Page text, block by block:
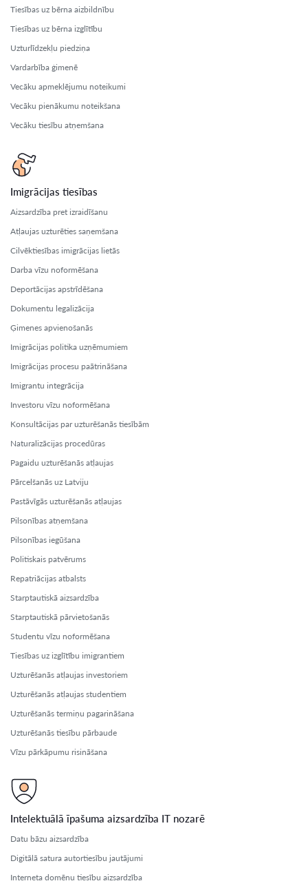
Tiesības uz bērna aizbildnību
Tiesības uz bērna izglītību
Uzturlīdzekļu piedziņa
Vardarbība ģimenē
Vecāku apmeklējumu noteikumi
Vecāku pienākumu noteikšana
Vecāku tiesību atņemšana
Imigrācijas tiesības
Aizsardzība pret izraidīšanu
Atļaujas uzturēties saņemšana
Cilvēktiesības imigrācijas lietās
Darba vīzu noformēšana
Deportācijas apstrīdēšana
Dokumentu legalizācija
Ģimenes apvienošanās
Imigrācijas politika uzņēmumiem
Imigrācijas procesu paātrināšana
Imigrantu integrācija
Investoru vīzu noformēšana
Konsultācijas par uzturēšanās tiesībām
Naturalizācijas procedūras
Pagaidu uzturēšanās atļaujas
Pārcelšanās uz Latviju
Pastāvīgās uzturēšanās atļaujas
Pilsonības atņemšana
Pilsonības iegūšana
Politiskais patvērums
Repatriācijas atbalsts
Starptautiskā aizsardzība
Starptautiskā pārvietošanās
Studentu vīzu noformēšana
Tiesības uz izglītību imigrantiem
Uzturēšanās atļaujas investoriem
Uzturēšanās atļaujas studentiem
Uzturēšanās termiņu pagarināšana
Uzturēšanās tiesību pārbaude
Vīzu pārkāpumu risināšana
Intelektuālā īpašuma aizsardzība IT nozarē
Datu bāzu aizsardzība
Digitālā satura autortiesību jautājumi
Interneta domēnu tiesību aizsardzība